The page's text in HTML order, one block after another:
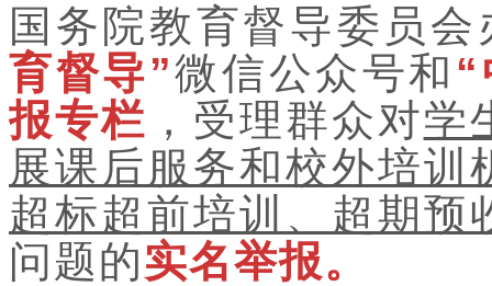
国务院教育督导委员
育督导”微信公众号和
报专栏 ，受理群众对学
展课后服务和校外培训
超标超前培训、超期预
问题的实名举报。